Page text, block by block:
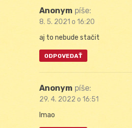
Anonym píše:
8. 5. 2021 o 16:20
aj to nebude stačit
ODPOVEDAŤ
Anonym píše:
29. 4. 2022 o 16:51
lmao